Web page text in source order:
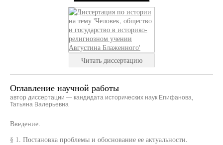
Читать диссертацию
Оглавление научной работы
автор диссертации — кандидата исторических наук Епифанова,
Татьяна Валерьевна
Введение.
§ 1. Постановка проблемы и обоснование ее актуальности.